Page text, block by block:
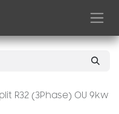
R32 (3Phase) OU 9kw